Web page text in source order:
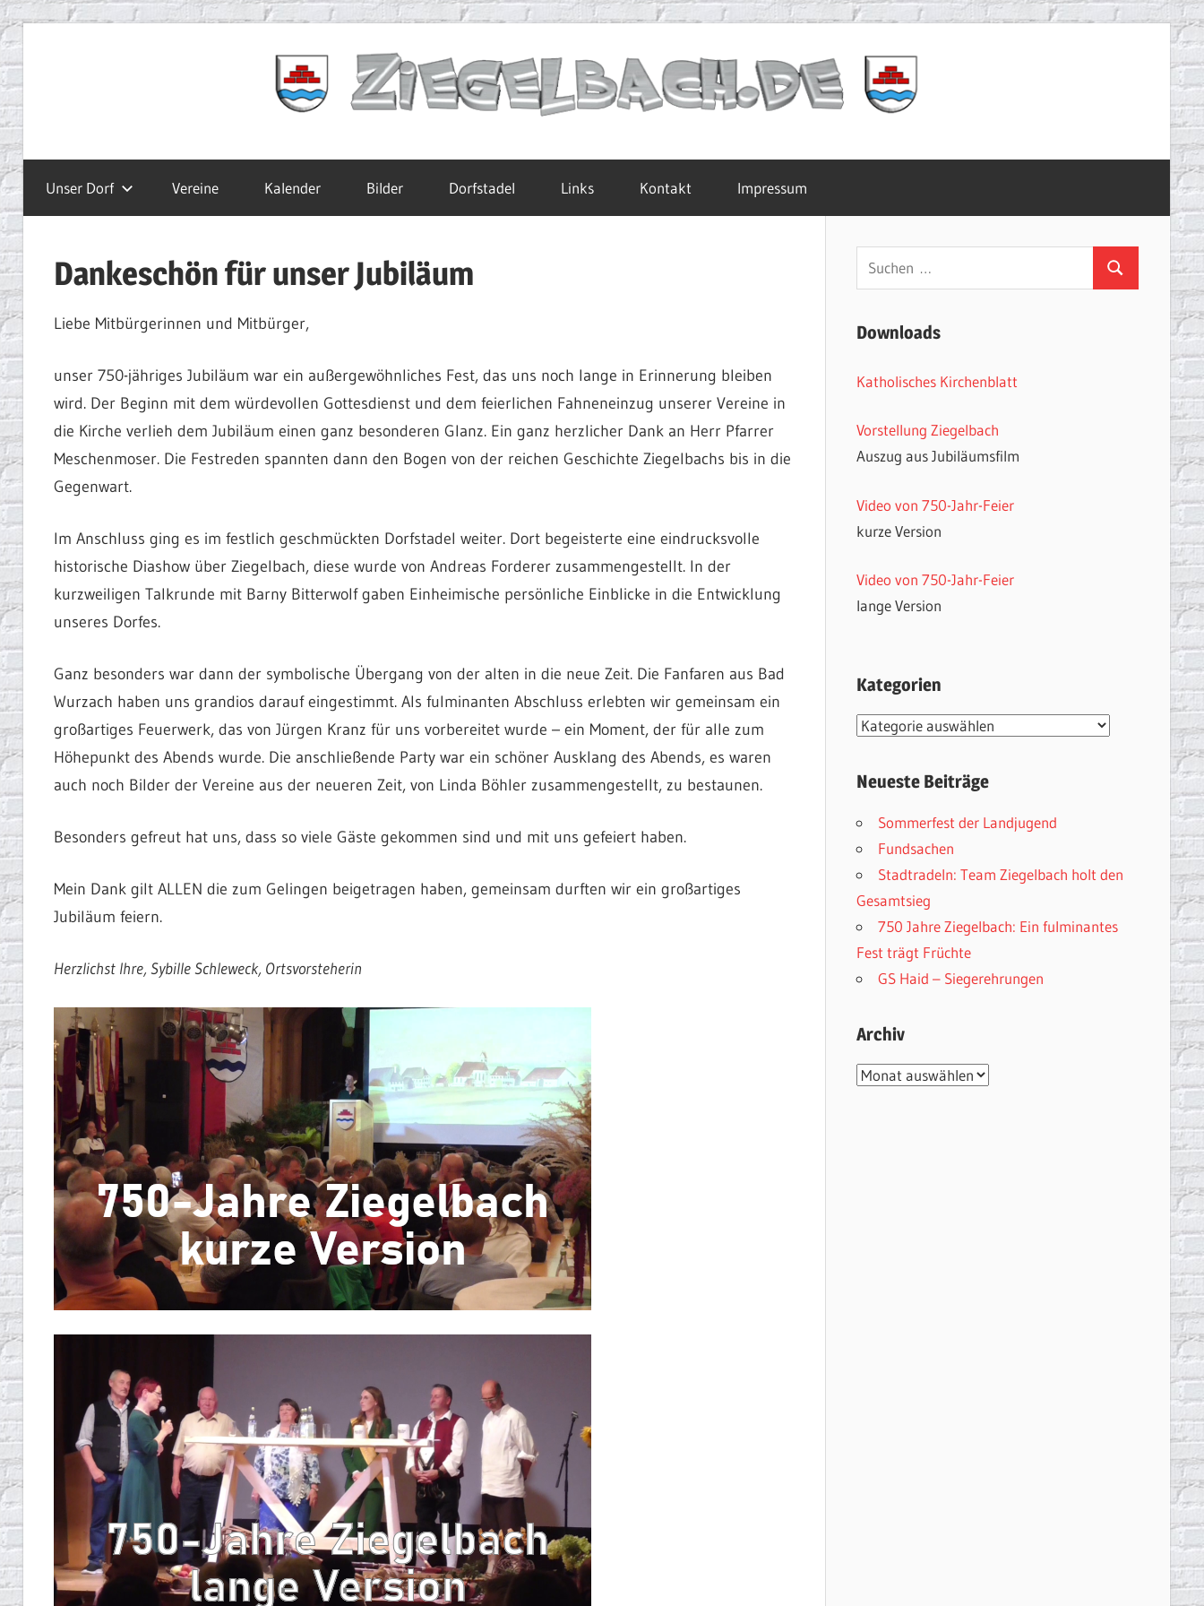
springen Ziegelbach.de
Unser Dorf Vereine Kalender Bilder Dorfstadel Links Kontakt Impressum
Dankeschön für unser Jubiläum
Liebe Mitbürgerinnen und Mitbürger,
unser 750-jähriges Jubiläum war ein außergewöhnliches Fest, das uns noch lange in Erinnerung bleiben
wird. Der Beginn mit dem würdevollen Gottesdienst und dem feierlichen Fahneneinzug unserer Vereine in
die Kirche verlieh dem Jubiläum einen ganz besonderen Glanz. Ein ganz herzlicher Dank an Herr Pfarrer
Meschenmoser. Die Festreden spannten dann den Bogen von der reichen Geschichte Ziegelbachs bis in die
Gegenwart.
Im Anschluss ging es im festlich geschmückten Dorfstadel weiter. Dort begeisterte eine eindrucksvolle
historische Diashow über Ziegelbach, diese wurde von Andreas Forderer zusammengestellt. In der
kurzweiligen Talkrunde mit Barny Bitterwolf gaben Einheimische persönliche Einblicke in die Entwicklung
unseres Dorfes.
Ganz besonders war dann der symbolische Übergang von der alten in die neue Zeit. Die Fanfaren aus Bad
Wurzach haben uns grandios darauf eingestimmt. Als fulminanten Abschluss erlebten wir gemeinsam ein
großartiges Feuerwerk, das von Jürgen Kranz für uns vorbereitet wurde – ein Moment, der für alle zum
Höhepunkt des Abends wurde. Die anschließende Party war ein schöner Ausklang des Abends, es waren
auch noch Bilder der Vereine aus der neueren Zeit, von Linda Böhler zusammengestellt, zu bestaunen.
Besonders gefreut hat uns, dass so viele Gäste gekommen sind und mit uns gefeiert haben.
Mein Dank gilt ALLEN die zum Gelingen beigetragen haben, gemeinsam durften wir ein großartiges
Jubiläum feiern.
Herzlichst Ihre, Sybille Schleweck, Ortsvorsteherin
Suchen
nach:
Suchen
Downloads
Katholisches Kirchenblatt
Vorstellung Ziegelbach
Auszug aus Jubiläumsfilm
Video von 750-Jahr-Feier
kurze Version
Video von 750-Jahr-Feier
lange Version
Kategorien
Kategorien
Neueste Beiträge
Sommerfest der Landjugend
Fundsachen
Stadtradeln: Team Ziegelbach holt den
Gesamtsieg
750 Jahre Ziegelbach: Ein fulminantes
Fest trägt Früchte
GS Haid – Siegerehrungen
Archiv
Archiv